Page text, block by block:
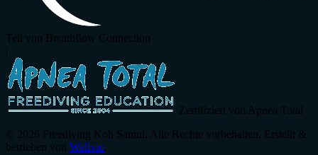
Teil von Breathflow Connection
Zertifiziert von Apnea Total
© 2026 Freediving Koh Samui. Alle Rechte vorbehalten. Erstellt &
betrieben von Wellvio